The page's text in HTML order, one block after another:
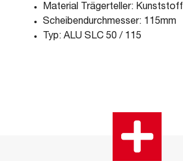
Material Trägerteller: Kunststoff
Scheibendurchmesser: 115mm
Typ: ALU SLC 50 / 115